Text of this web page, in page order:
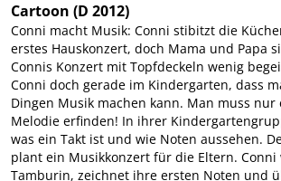
Cartoon (D 2012)
Conni macht Musik: Conni stibitzt die
erstes Hauskonzert, doch Mama und Papa
Connis Konzert mit Topfdeckeln wenig
Conni doch gerade im Kindergarten, dass
Dingen Musik machen kann. Man muss
Melodie erfinden! In ihrer
was ein Takt ist und wie Noten aussehen.
plant ein Musikkonzert für die Eltern. Conni
Tamburin, zeichnet ihre ersten Noten und